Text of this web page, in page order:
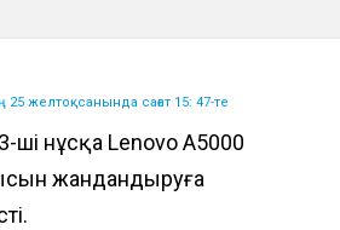
желтоқсанында сағат 15: 47-те
ші нұсқа Lenovo A5000
жандандыруға